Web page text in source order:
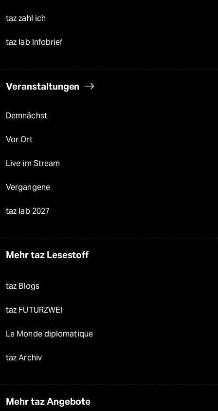
taz zahl ich
taz lab Infobrief
Veranstaltungen
Demnächst
Vor Ort
Live im Stream
Vergangene
taz lab 2027
Mehr taz Lesestoff
taz Blogs
taz FUTURZWEI
Le Monde diplomatique
taz Archiv
Mehr taz Angebote